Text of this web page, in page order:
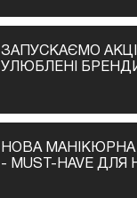
ЗАПУСКАЄМО
УЛЮБЛЕНІ
НОВА МАНІКЮРНА
- MUST-HAVE